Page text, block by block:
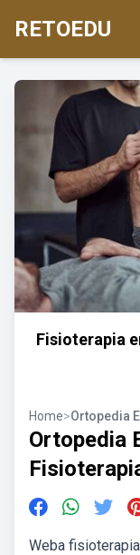
RETOEDU
Fisioterapia
Home>Ortopedia
Ortopedia
Weba